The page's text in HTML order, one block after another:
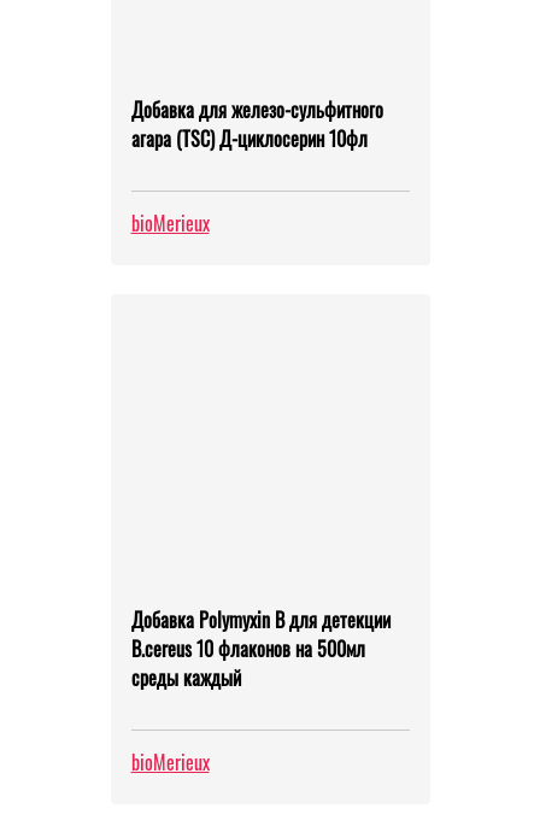
Добавка для железо-сульфитного
агара (TSC) Д-циклосерин 10фл
bioMerieux
Добавка Polymyxin В для детекции
B.cereus 10 флаконов на 500мл
среды каждый
bioMerieux